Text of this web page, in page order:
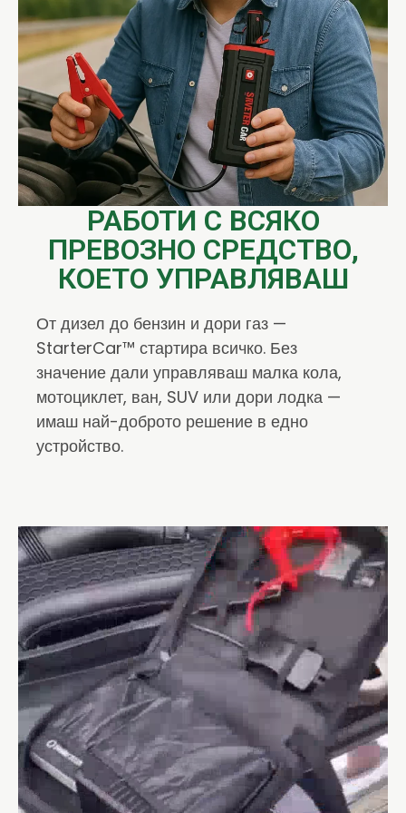
РАБОТИ С ВСЯКО
ПРЕВОЗНО СРЕДСТВО,
КОЕТО УПРАВЛЯВАШ
От дизел до бензин и дори газ —
StarterCar™ стартира всичко. Без
значение дали управляваш малка кола,
мотоциклет, ван, SUV или дори лодка —
имаш най-доброто решение в едно
устройство.